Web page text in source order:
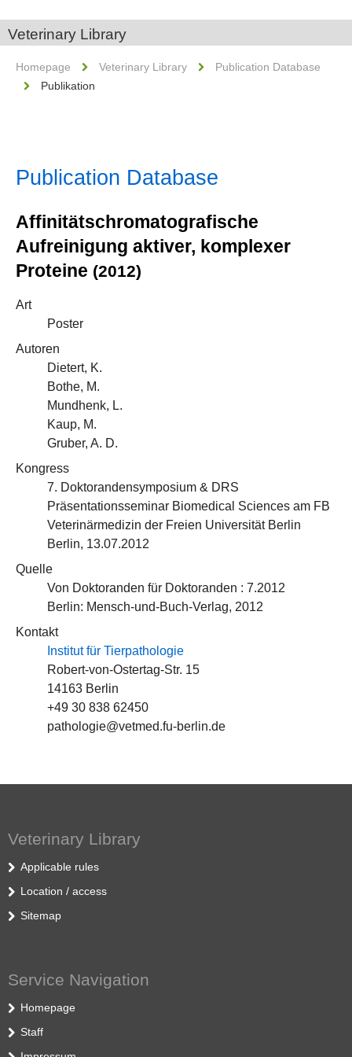
Veterinary Library
Homepage Veterinary Library
Publication Database
Publikation
Publication Database
Affinitätschromatografische
Aufreinigung aktiver, komplexer
Proteine (2012)
Art
Poster
Autoren
Dietert, K.
Bothe, M.
Mundhenk, L.
Kaup, M.
Gruber, A. D.
Kongress
7. Doktorandensymposium & DRS
Präsentationsseminar Biomedical Sciences am FB
Veterinärmedizin der Freien Universität Berlin
Berlin, 13.07.2012
Quelle
Von Doktoranden für Doktoranden : 7.2012
Berlin: Mensch-und-Buch-Verlag, 2012
Kontakt
Institut für Tierpathologie
Robert-von-Ostertag-Str. 15
14163 Berlin
+49 30 838 62450
pathologie@vetmed.fu-berlin.de
Veterinary Library
Applicable rules
Location / access
Sitemap
Service Navigation
Homepage
Staff